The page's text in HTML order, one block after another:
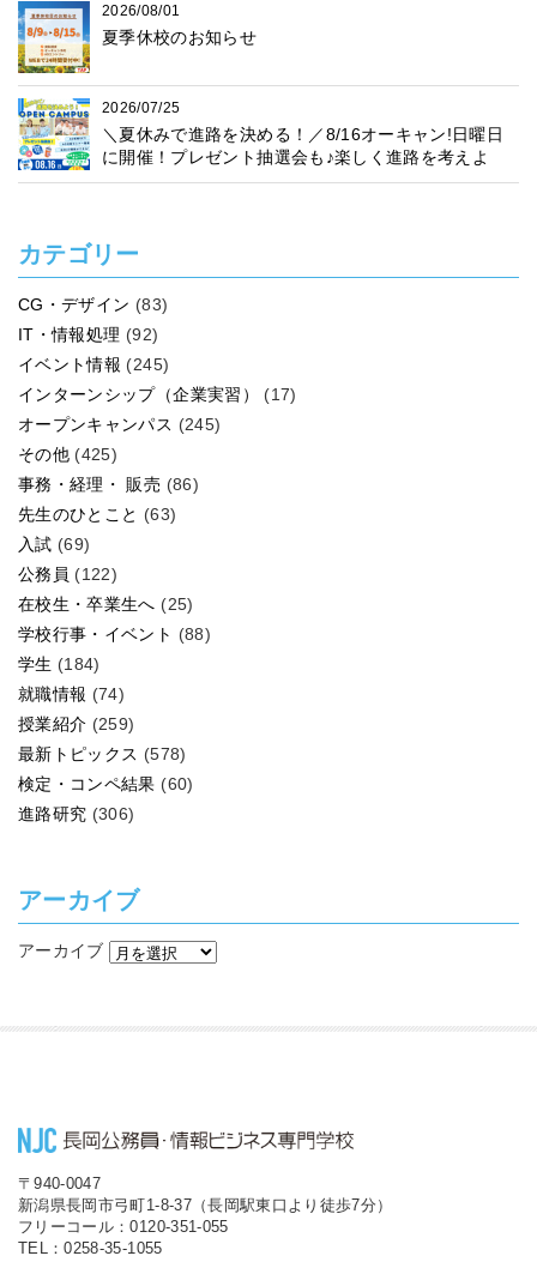
2026/08/01
夏季休校のお知らせ
2026/07/25
＼夏休みで進路を決める！／8/16オーキャン!日曜日
に開催！プレゼント抽選会も♪楽しく進路を考えよ
う！
カテゴリー
CG・デザイン (83)
IT・情報処理 (92)
イベント情報 (245)
インターンシップ（企業実習）
(17)
オープンキャンパス (245)
その他 (425)
事務・経理・ 販売 (86)
先生のひとこと (63)
入試 (69)
公務員 (122)
在校生・卒業生へ (25)
学校行事・イベント (88)
学生 (184)
就職情報 (74)
授業紹介 (259)
最新トピックス (578)
検定・コンペ結果 (60)
進路研究 (306)
アーカイブ
アーカイブ
〒940-0047
新潟県長岡市弓町1-8-37（長岡駅東口より徒歩7分）
フリーコール：0120-351-055
TEL：0258-35-1055